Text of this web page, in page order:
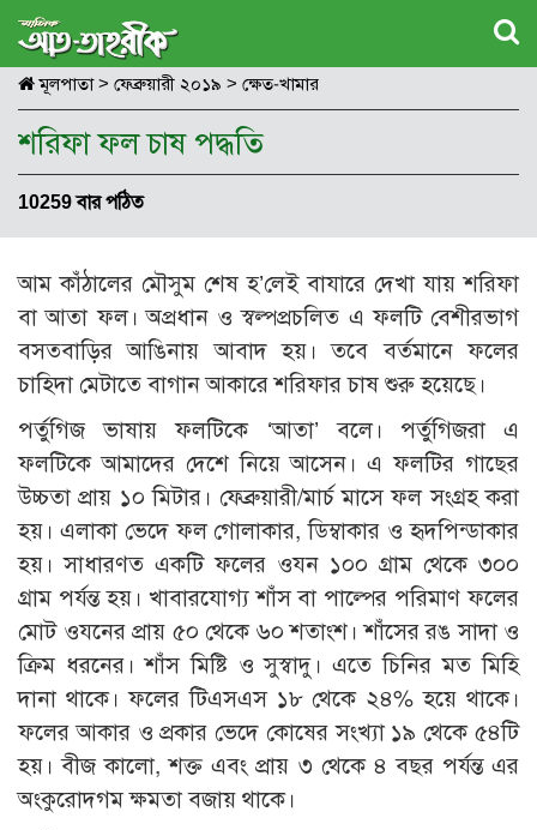
মূলপাতা> ফেব্রুয়ারী ২০১৯ > ক্ষেত-খামার
শরিফা ফল চাষ পদ্ধতি
10259 বার পঠিত
আম কাঁঠালের মৌসুম শেষ হ’লেই বাযারে দেখা যায় শরিফা
বা আতা ফল। অপ্রধান ও স্বল্পপ্রচলিত এ ফলটি বেশীরভাগ
বসতবাড়ির আঙিনায় আবাদ হয়। তবে বর্তমানে ফলের
চাহিদা মেটাতে বাগান আকারে শরিফার চাষ শুরু হয়েছে।
পর্তুগিজ ভাষায় ফলটিকে ‘আতা’ বলে। পর্তুগিজরা এ
ফলটিকে আমাদের দেশে নিয়ে আসেন। এ ফলটির গাছের
উচ্চতা প্রায় ১০ মিটার। ফেব্রুয়ারী/মার্চ মাসে ফল সংগ্রহ করা
হয়। এলাকা ভেদে ফল গোলাকার, ডিম্বাকার ও হৃদপিন্ডাকার
হয়। সাধারণত একটি ফলের ওযন ১০০ গ্রাম থেকে ৩০০
গ্রাম পর্যন্ত হয়। খাবারযোগ্য শাঁস বা পাল্পের পরিমাণ ফলের
মোট ওযনের প্রায় ৫০ থেকে ৬০ শতাংশ। শাঁসের রঙ সাদা ও
ক্রিম ধরনের। শাঁস মিষ্টি ও সুস্বাদু। এতে চিনির মত মিহি
দানা থাকে। ফলের টিএসএস ১৮ থেকে ২৪% হয়ে থাকে।
ফলের আকার ও প্রকার ভেদে কোষের সংখ্যা ১৯ থেকে ৫৪টি
হয়। বীজ কালো, শক্ত এবং প্রায় ৩ থেকে ৪ বছর পর্যন্ত এর
অংকুরোদগম ক্ষমতা বজায় থাকে।